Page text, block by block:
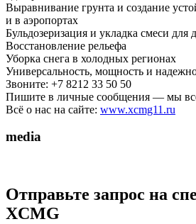
Выравнивание грунта и создание
и в аэропортах
Бульдозеризация и укладка смеси для
Восстановление рельефа
Уборка снега в холодных регионах
Универсальность, мощность и
Звоните: +7 8212 33 50 50
Пишите в личные сообщения — мы
Всё о нас на сайте: www.xcmg11.ru
media
Отправьте запрос на
XCMG